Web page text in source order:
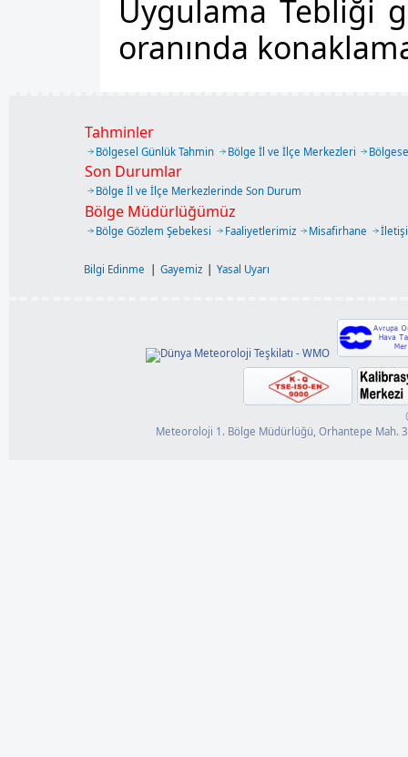
Uygulama Tebliği
oranında
Tahminler
Bölgesel Günlük Tahmin Bölge İl ve İlçe Merkezleri
Son Durumlar
Bölge İl ve İlçe Merkezlerinde Son Durum
Bölge Müdürlüğümüz
Bölge Gözlem Şebekesi Faaliyetlerimiz Misafirhane
Bilgi Edinme Gayemiz Yasal Uyarı
Meteoroloji 1. Bölge Müdürlüğü, Orhantepe Mah.